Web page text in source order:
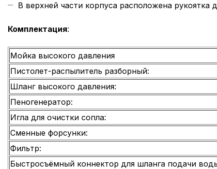
В верхней части корпуса расположена рукоятка
Комплектация:
Мойка высокого давления
Пистолет-распылитель разборный:
Шланг высокого давления:
Пеногенератор:
Игла для очистки сопла:
Сменные форсунки:
Фильтр:
Быстросъёмный коннектор для шланга подачи